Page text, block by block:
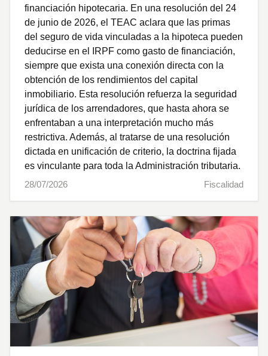
financiación hipotecaria. En una resolución del 24
de junio de 2026, el TEAC aclara que las primas
del seguro de vida vinculadas a la hipoteca pueden
deducirse en el IRPF como gasto de financiación,
siempre que exista una conexión directa con la
obtención de los rendimientos del capital
inmobiliario. Esta resolución refuerza la seguridad
jurídica de los arrendadores, que hasta ahora se
enfrentaban a una interpretación mucho más
restrictiva. Además, al tratarse de una resolución
dictada en unificación de criterio, la doctrina fijada
es vinculante para toda la Administración tributaria.
28/07/2026
Fiscalidad